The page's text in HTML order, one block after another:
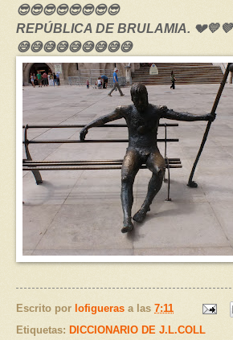
😎😎😎😎😎😎😎😎
REPÚBLICA DE BRULAMIA. 💔💛💜
😅😅😅😅😅😅😅😅😅
Escrito por lofigueras a las 7:11
Etiquetas: DICCIONARIO DE J.L.COLL